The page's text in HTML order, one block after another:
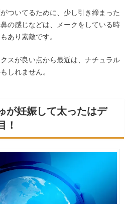
ついてるために、少し引き締まった
の感じなどは、メークをしている時
あり素敵です。
スが良い点から最近は、ナチュラル
しれません。
が妊娠して太ったはデ
！